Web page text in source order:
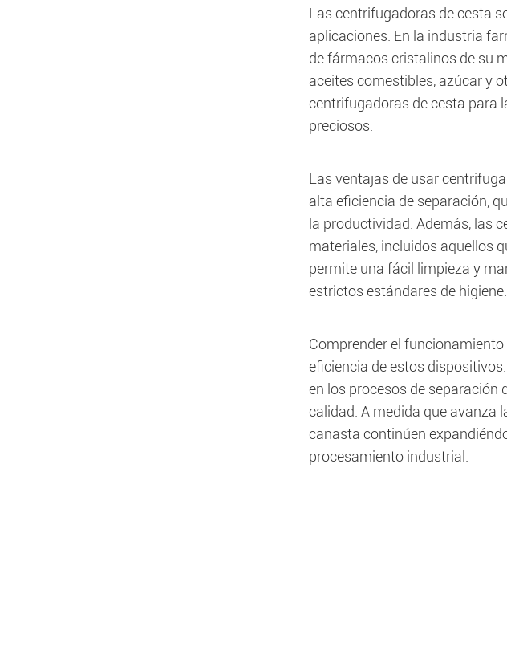
Las centrifugadoras de cesta
aplicaciones. En la industria
de fármacos cristalinos de su
aceites comestibles, azúcar y
centrifugadoras de cesta para
preciosos.
Las ventajas de usar
alta eficiencia de separación,
la productividad. Además, las
materiales, incluidos aquellos
permite una fácil limpieza y
estrictos estándares de higiene.
Comprender el
eficiencia de estos
en los procesos de separación
calidad. A medida que avanza
canasta continúen
procesamiento industrial.